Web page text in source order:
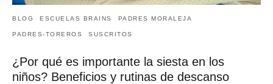
BLOG ESCUELAS BRAINS PADRES MORALEJA
PADRES-TOREROS SUSCRITOS
¿Por qué es importante la siesta en los
niños? Beneficios y rutinas de descanso